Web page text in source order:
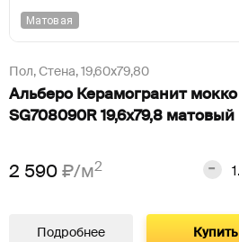
Матовая
Пол, Стена,19,60х79,80
Альберо Керамогранит мокко
SG708090R 19,6х79,8 матовый
2 590₽/м2
Подробнее Купить